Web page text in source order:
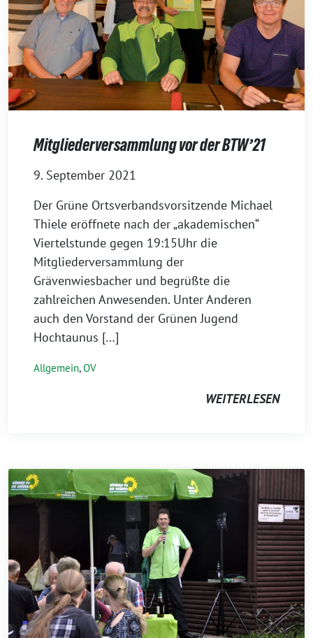
Mitgliederversammlung vor der BTW’21
9. September 2021
Der Grüne Ortsverbandsvorsitzende Michael
Thiele eröffnete nach der „akademischen“
Viertelstunde gegen 19:15Uhr die
Mitgliederversammlung der
Grävenwiesbacher und begrüßte die
zahlreichen Anwesenden. Unter Anderen
auch den Vorstand der Grünen Jugend
Hochtaunus […]
Allgemein,OV
WEITERLESEN